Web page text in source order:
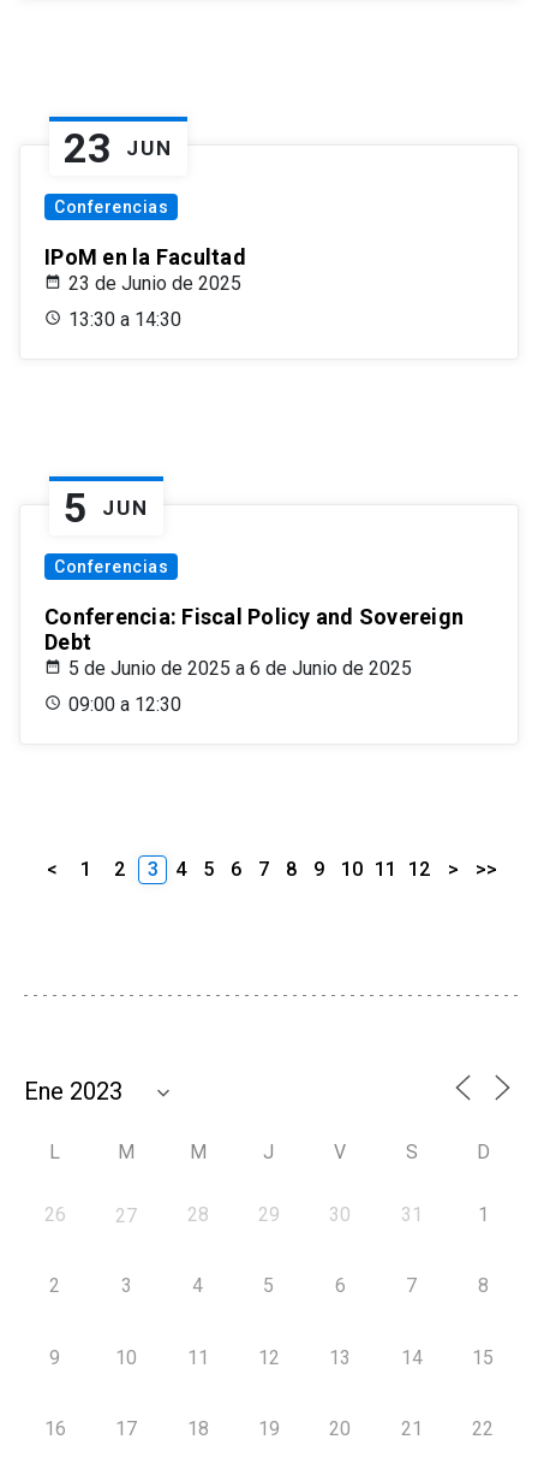
23 JUN
Conferencias
IPoM en la Facultad
23 de Junio de 2025
13:30 a 14:30
5 JUN
Conferencias
Conferencia: Fiscal Policy and Sovereign
Debt
5 de Junio de 2025 a 6 de Junio de 2025
09:00 a 12:30
< 1 2 3 4 5 6 7 8 9 10 11 12 > >>
L M M J V S D
26 27 28 29 30 31 1
2 3 4 5 6 7 8
9 10 11 12 13 14 15
16 17 18 19 20 21 22